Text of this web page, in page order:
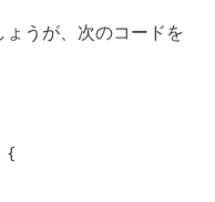
うが、次のコードを
{